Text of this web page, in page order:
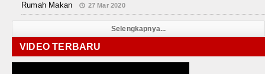
Rumah Makan
27 Mar 2020
Selengkapnya...
VIDEO TERBARU